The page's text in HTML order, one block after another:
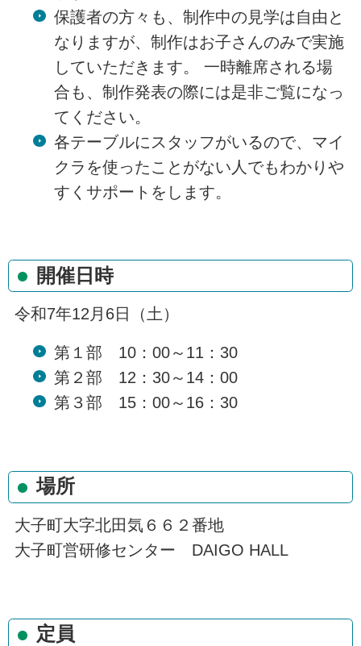
保護者の方々も、制作中の見学は自由と
なりますが、制作はお子さんのみで実施
していただきます。 一時離席される場
合も、制作発表の際には是非ご覧になっ
てください。
各テーブルにスタッフがいるので、マイ
クラを使ったことがない人でもわかりや
すくサポートをします。
開催日時
令和7年12月6日（土）
第１部 10：00～11：30
第２部 12：30～14：00
第３部 15：00～16：30
場所
大子町大字北田気６６２番地
大子町営研修センター DAIGO HALL
定員